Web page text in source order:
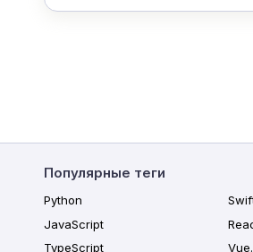
Популярные теги
Python
JavaScript
TypeScript